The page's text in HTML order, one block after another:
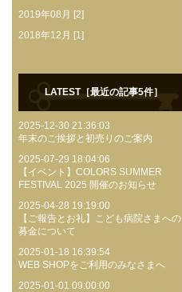
2019年08月 [2]
2018年12月 [1]
LATEST［最近の記事5件］
2025-12-30 21:36:03
年末のご挨拶と初売りのご案内
2025-07-29 18:04:06
【イベント】COLORS SUMMER
FESTIVAL 2025 開催のお知らせ
2025-04-28 19:19:00
【ご報告とお礼】こども病院さまへの
募金について
2025-01-18 16:39:54
WEB SHOPをご利用のみなさまへ
2025-01-01 09:00:00